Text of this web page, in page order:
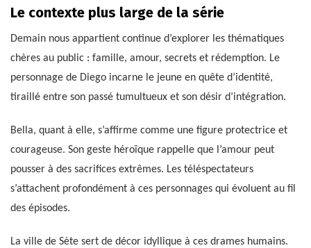
Le contexte plus large de la série
Demain nous appartient continue d’explorer les thématiques
chères au public : famille, amour, secrets et rédemption. Le
personnage de Diego incarne le jeune en quête d’identité,
tiraillé entre son passé tumultueux et son désir d’intégration.
Bella, quant à elle, s’affirme comme une figure protectrice et
courageuse. Son geste héroïque rappelle que l’amour peut
pousser à des sacrifices extrêmes. Les téléspectateurs
s’attachent profondément à ces personnages qui évoluent au fil
des épisodes.
La ville de Sète sert de décor idyllique à ces drames humains.